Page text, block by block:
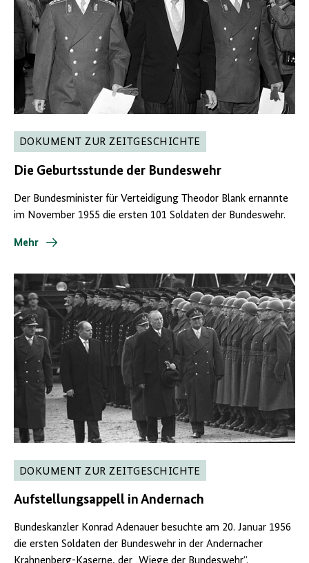
DOKUMENT ZUR ZEITGESCHICHTE
Die Geburtsstunde der Bundeswehr
Der Bundesminister für Verteidigung Theodor Blank ernannte
im November 1955 die ersten 101 Soldaten der Bundeswehr.
Mehr
DOKUMENT ZUR ZEITGESCHICHTE
Aufstellungsappell in Andernach
Bundeskanzler Konrad Adenauer besuchte am 20. Januar 1956
die ersten Soldaten der Bundeswehr in der Andernacher